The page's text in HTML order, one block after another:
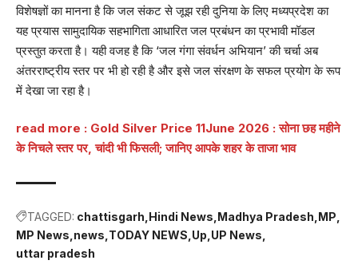
विशेषज्ञों का मानना है कि जल संकट से जूझ रही दुनिया के लिए मध्यप्रदेश का
यह प्रयास सामुदायिक सहभागिता आधारित जल प्रबंधन का प्रभावी मॉडल
प्रस्तुत करता है। यही वजह है कि ‘जल गंगा संवर्धन अभियान’ की चर्चा अब
अंतरराष्ट्रीय स्तर पर भी हो रही है और इसे जल संरक्षण के सफल प्रयोग के रूप
में देखा जा रहा है।
read more : Gold Silver Price 11June 2026 : सोना छह महीने
के निचले स्तर पर, चांदी भी फिसली; जानिए आपके शहर के ताजा भाव
TAGGED: chattisgarh Hindi News Madhya Pradesh MP
MP News news TODAY NEWS Up UP News
uttar pradesh